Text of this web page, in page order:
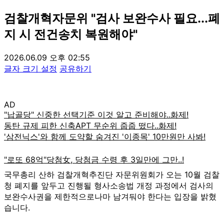
검찰개혁자문위 "검사 보완수사 필요...폐
지 시 전건송치 복원해야"
2026.06.09 오후 02:55
글자 크기 설정 공유하기
AD
국무총리 산하 검찰개혁추진단 자문위원회가 오는 10월 검찰
청 폐지를 앞두고 진행될 형사소송법 개정 과정에서 검사의
보완수사권을 제한적으로나마 남겨둬야 한다는 입장을 밝혔
습니다.